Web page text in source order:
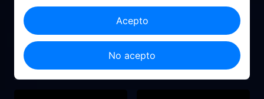
1997 2024
Acepto
No acepto